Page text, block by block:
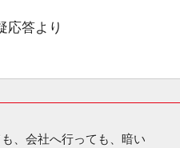
応答より
、会社へ行っても、暗い